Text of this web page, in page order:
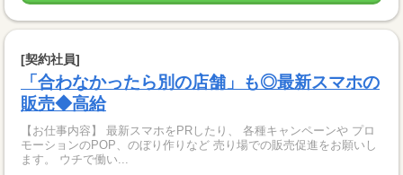
[契約社員]
「合わなかったら別の店舗」も◎最新スマホの
販売◆高給
【お仕事内容】 最新スマホをPRしたり、 各種キャンペーンや プロ
モーションのPOP、のぼり作りなど 売り場での販売促進をお願いし
ます。 ウチで働い...